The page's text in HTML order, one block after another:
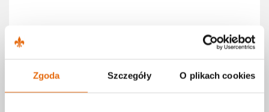
Zgoda Szczegóły O plikach cookies
Usługi
Podstawowa opieka zdrowotna (POZ)
Diagnostyka obrazowa